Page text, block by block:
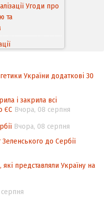
Угоди про
та
до
аспекти прав
(TRIPS) у
щодо
повторного
України додаткові 30
і закрила всі
ЄС Вчора, 08 серпня
Вчора, 08 серпня
до Сербії
представляли Україну на